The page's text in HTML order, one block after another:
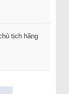
tịch hãng